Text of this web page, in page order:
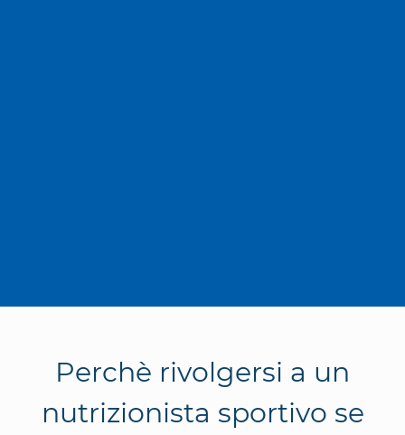
Perchè rivolgersi a un
nutrizionista sportivo se